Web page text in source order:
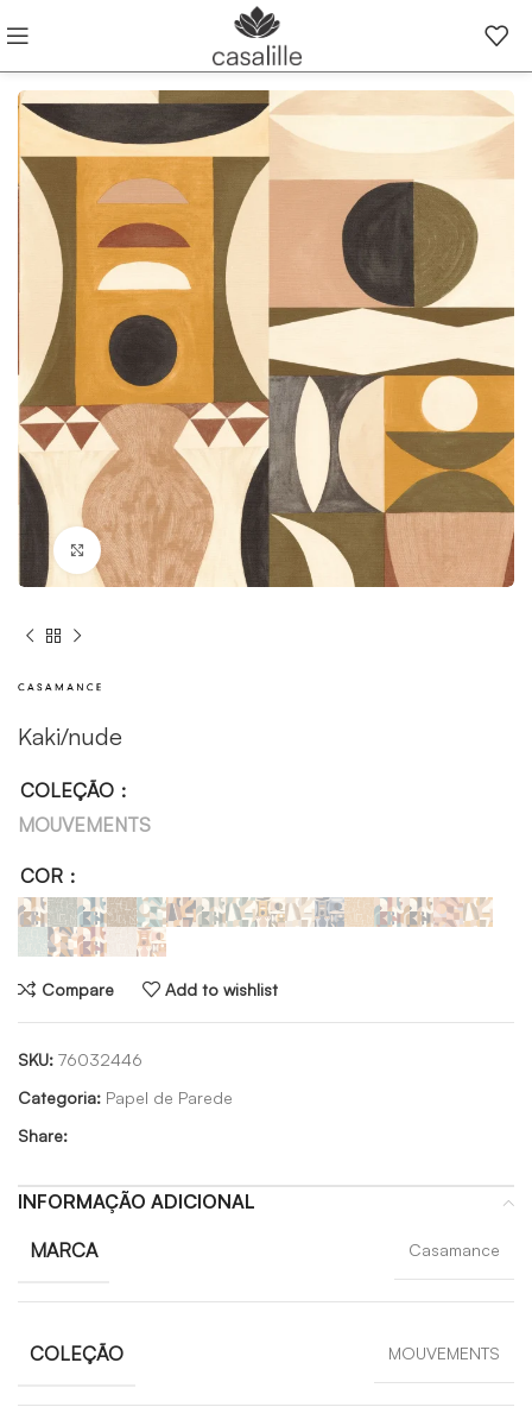
Click to enlarge
Kaki/nude
COLEÇÃO
MOUVEMENTS
COR
Compare Add to wishlist
SKU: 76032446
Categoria: Papel de Parede
Share:
INFORMAÇÃO ADICIONAL
MARCA Casamance
COLEÇÃO MOUVEMENTS